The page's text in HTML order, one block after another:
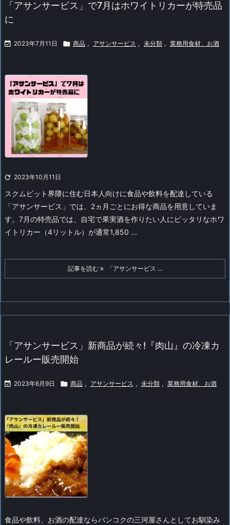
「アサンサービス」で7月はホワイトリカーが特売品
に
 2023年7月11日  商品 , アサンサービス , 未分類 , 業務用食材、お酒
 2023年10月11日
スクムビット界隈に住む日本人向けに食品や飲料を配達している
「アサンサービス」では、2ヵ月ごとにお得な商品を用意していま
す。 7月の特売品では、自宅で果実酒を作りたい人にピッタリなホワ
イトリカー（4リットル）が通常1,850 ...
記事を読む 「アサンサービス ...
「アサンサービス」新商品が続々!『肉山』の冷凍カ
レールー販売開始
 2023年6月9日  商品 , アサンサービス , 未分類 , 業務用食材、お酒
食品や飲料、お酒の配達ならバンコクの三河屋さんとしてお馴染み